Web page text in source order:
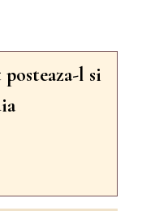
l si